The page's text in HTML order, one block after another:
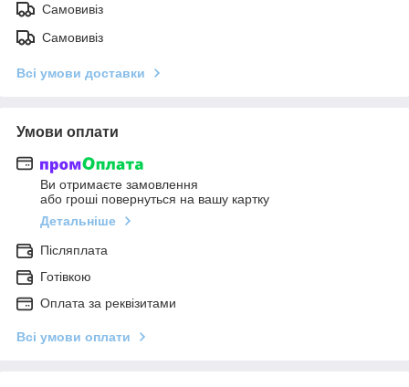
Самовивіз
Самовивіз
Всі умови доставки
Умови оплати
Ви отримаєте замовлення
або гроші повернуться на вашу картку
Детальніше
Післяплата
Готівкою
Оплата за реквізитами
Всі умови оплати